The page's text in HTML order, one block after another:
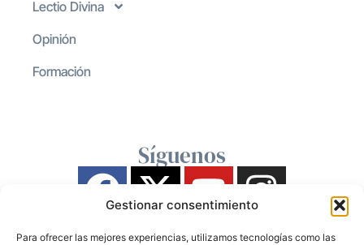
Gestionar consentimiento
Para ofrecer las mejores experiencias, utilizamos tecnologías como las
Lectio Divina
Opinión
Formación
Síguenos